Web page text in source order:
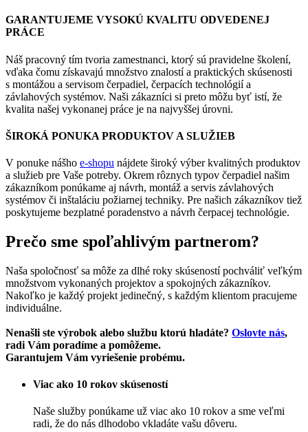
GARANTUJEME VYSOKÚ KVALITU ODVEDENEJ
PRÁCE
Náš pracovný tím tvoria zamestnanci, ktorý sú pravidelne školení,
vďaka čomu získavajú množstvo znalostí a praktických skúsenosti
s montážou a servisom čerpadiel, čerpacích technológií a
závlahových systémov. Naši zákazníci si preto môžu byť istí, že
kvalita našej vykonanej práce je na najvyššej úrovni.
ŠIROKÁ PONUKA PRODUKTOV A SLUŽIEB
V ponuke nášho e-shopu nájdete široký výber kvalitných produktov
a služieb pre Vaše potreby. Okrem rôznych typov čerpadiel našim
zákazníkom ponúkame aj návrh, montáž a servis závlahových
systémov či inštaláciu požiarnej techniky. Pre našich zákazníkov tiež
poskytujeme bezplatné poradenstvo a návrh čerpacej technológie.
Prečo sme spoľahlivým partnerom?
Naša spoločnosť sa môže za dlhé roky skúseností pochváliť veľkým
množstvom vykonaných projektov a spokojných zákazníkov.
Nakoľko je každý projekt jedinečný, s každým klientom pracujeme
individuálne.
Nenašli ste výrobok alebo službu ktorú hladáte? Oslovte nás,
radi Vám poradíme a pomôžeme.
Garantujem Vám vyriešenie probému.
Viac ako 10 rokov skúseností
Naše služby ponúkame už viac ako 10 rokov a sme veľmi
radi, že do nás dlhodobo vkladáte vašu dôveru.